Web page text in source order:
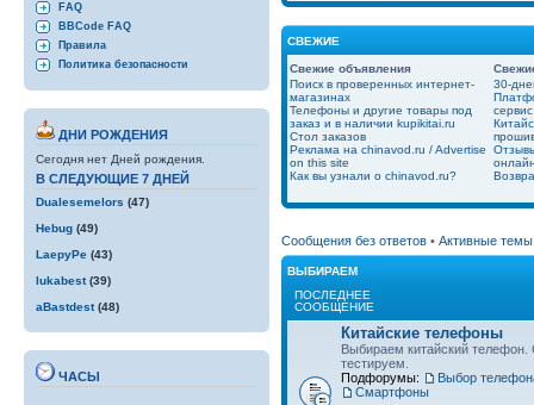
FAQ
BBCode FAQ
Правила
Политика безопасности
ДНИ РОЖДЕНИЯ
Сегодня нет Дней рождения.
В СЛЕДУЮЩИЕ 7 ДНЕЙ
Dualesemelors (47)
Hebug (49)
LaepyPe (43)
lukabest(39)
aBastdest(48)
ЧАСЫ
СВЕЖИЕ
Свежие объявления
Поиск в проверенных интернет-
магазинах
Телефоны и другие товары под
заказ и в наличии kupikitai.ru
Стол заказов
Реклама на chinavod.ru / Advertise
on this site
Как вы узнали о chinavod.ru?
30-
Сообщения без ответов • Активные темы
ВЫБИРАЕМ
ПОСЛЕДНЕЕ
СООБЩЕНИЕ
Китайские телефоны
Выбираем китайский телефон.
тестируем.
Подфорумы:
Выбор
Смартфоны